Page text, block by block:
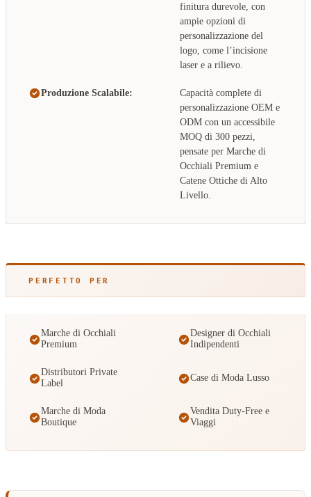
finitura durevole, con
ampie opzioni di
personalizzazione del
logo, come l’incisione
laser e a rilievo.
Produzione Scalabile:
Capacità complete di
personalizzazione OEM e
ODM con un accessibile
MOQ di 300 pezzi,
pensate per Marche di
Occhiali Premium e
Catene Ottiche di Alto
Livello.
PERFETTO PER
Marche di Occhiali
Premium
Designer di Occhiali
Indipendenti
Distributori Private
Label
Case di Moda Lusso
Marche di Moda
Boutique
Vendita Duty-Free e
Viaggi